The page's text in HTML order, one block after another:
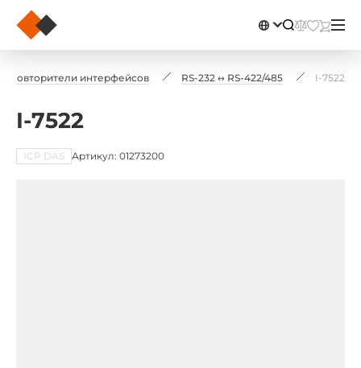
повторители интерфейсов RS-232 ↔ RS-422/485 I-7522
I-7522
ICP DAS Артикул: 01273200